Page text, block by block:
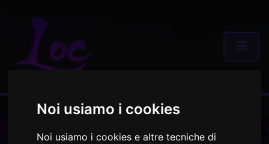
Noi usiamo i cookies
Noi usiamo i cookies e altre tecniche di